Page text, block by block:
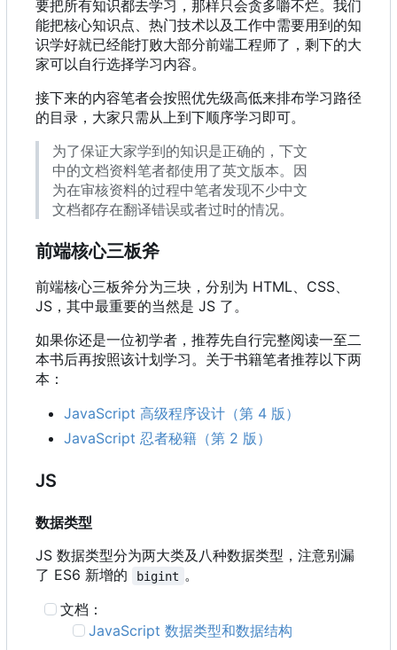
要把所有知识都去学习，那样只会贪多嚼不烂。我们
能把核心知识点、热门技术以及工作中需要用到的知
识学好就已经能打败大部分前端工程师了，剩下的大
家可以自行选择学习内容。
接下来的内容笔者会按照优先级高低来排布学习路径
的目录，大家只需从上到下顺序学习即可。
为了保证大家学到的知识是正确的，下文
中的文档资料笔者都使用了英文版本。因
为在审核资料的过程中笔者发现不少中文
文档都存在翻译错误或者过时的情况。
前端核心三板斧
前端核心三板斧分为三块，分别为 HTML、CSS、
JS ， 其中最重要的当然是 JS 了。
如果你还是一位初学者，推荐先自行完整阅读一至二
本书后再按照该计划学习。关于书籍笔者推荐以下两
本：
JavaScript 高级程序设计（第 4 版）
JavaScript 忍者秘籍（第 2 版）
JS
数据类型
JS 数据类型分为两大类及八种数据类型，注意别漏
了 ES6 新增的
bigint 。
文档：
JavaScript 数据类型和数据结构